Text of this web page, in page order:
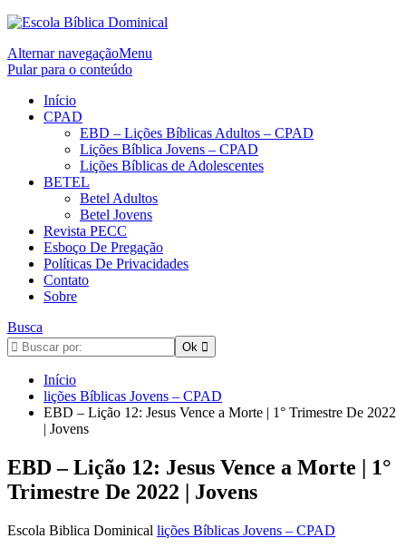
Alternar navegaçãoMenu
Pular para o conteúdo
Início
CPAD
EBD – Lições Bíblicas Adultos – CPAD
Lições Bíblica Jovens – CPAD
Lições Bíblicas de Adolescentes
BETEL
Betel Adultos
Betel Jovens
Revista PECC
Esboço De Pregação
Políticas De Privacidades
Contato
Sobre
Busca
Início
lições Bíblicas Jovens – CPAD
EBD – Lição 12: Jesus Vence a Morte | 1° Trimestre De 2022
| Jovens
EBD – Lição 12: Jesus Vence a Morte | 1°
Trimestre De 2022 | Jovens
Escola Biblica Dominical lições Bíblicas Jovens – CPAD